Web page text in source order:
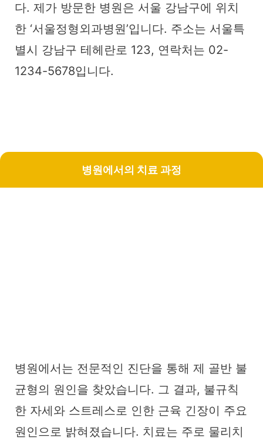
다. 제가 방문한 병원은 서울 강남구에 위치
한 ‘서울정형외과병원’입니다. 주소는 서울특
별시 강남구 테헤란로 123, 연락처는 02-
1234-5678입니다.
병원에서의 치료 과정
병원에서는 전문적인 진단을 통해 제 골반 불
균형의 원인을 찾았습니다. 그 결과, 불규칙
한 자세와 스트레스로 인한 근육 긴장이 주요
원인으로 밝혀졌습니다. 치료는 주로 물리치